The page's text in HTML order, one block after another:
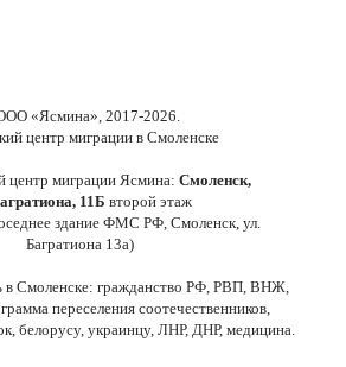
«Ясмина», 2017-2026.
центр миграции в Смоленске
центр миграции Ясмина:Смоленск,
11Б второй этаж
здание ФМС РФ, Смоленск, ул.
Багратиона 13а)
Смоленске: гражданство РФ, РВП, ВНЖ,
переселения соотечественников,
белорусу, украинцу, ЛНР, ДНР, медицина.